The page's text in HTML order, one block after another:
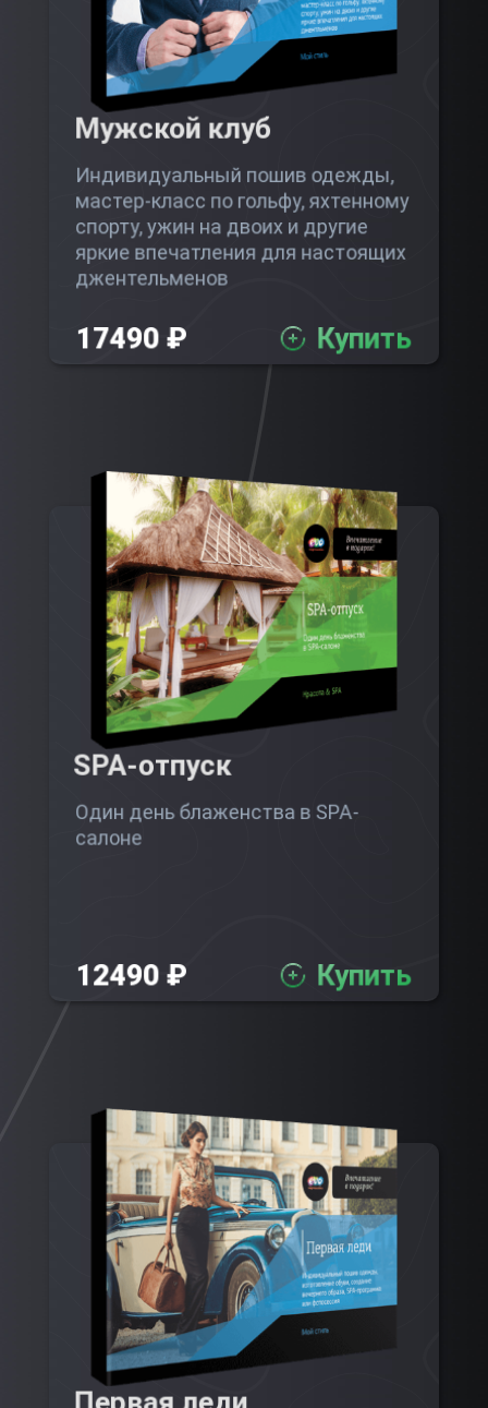
Мужской клуб
Индивидуальный пошив одежды,
мастер-класс по гольфу, яхтенному
спорту, ужин на двоих и другие
яркие впечатления для настоящих
джентельменов
17490 ₽ Купить
SPA-отпуск
Один день блаженства в SPA-
салоне
12490 ₽ Купить